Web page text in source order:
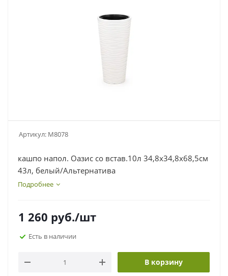
Артикул: М8078
кашпо напол. Оазис со встав.10л 34,8х34,8х68,5см
43л, белый/Альтернатива
Подробнее
1 260 руб./шт
Есть в наличии
В корзину